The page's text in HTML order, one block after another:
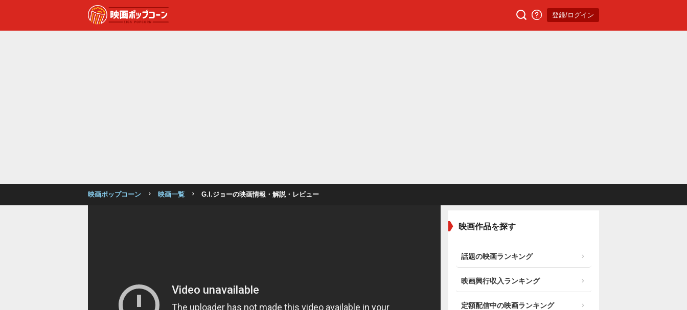
登録/ログイン
映画ポップコーン 映画一覧 G.I.ジョーの映画情報・解説・レビュー
映画作品を探す
話題の映画ランキング
映画興行収入ランキング
定額配信中の映画ランキング